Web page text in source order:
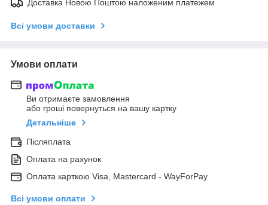
Доставка Новою Поштою наложеним платежем
Всі умови доставки
Умови оплати
Ви отримаєте замовлення
або гроші повернуться на вашу картку
Детальніше
Післяплата
Оплата на рахунок
Оплата карткою Visa, Mastercard - WayForPay
Всі умови оплати